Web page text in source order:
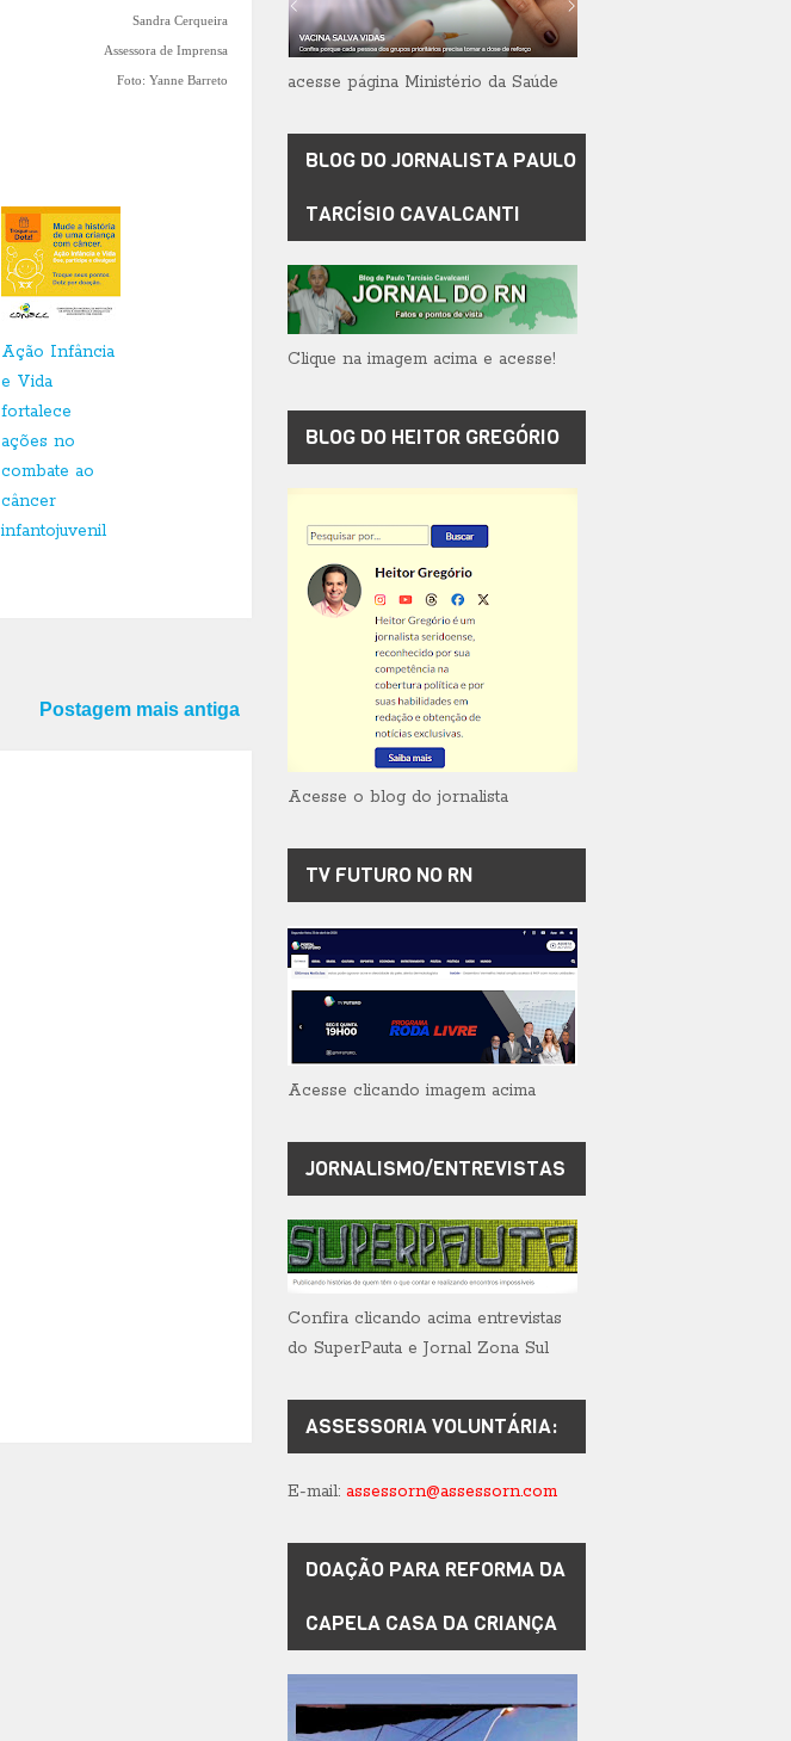
Sandra Cerqueira
Assessora de Imprensa
Foto: Yanne Barreto
Ação Infância
e Vida
fortalece
ações no
combate ao
câncer
infantojuvenil
Postagem mais antiga
acesse página Ministério da Saúde
BLOG DO JORNALISTA PAULO
TARCÍSIO CAVALCANTI
Clique na imagem acima e acesse!
BLOG DO HEITOR GREGÓRIO
Acesse o blog do jornalista
TV FUTURO NO RN
Acesse clicando imagem acima
JORNALISMO/ENTREVISTAS
Confira clicando acima entrevistas
do SuperPauta e Jornal Zona Sul
ASSESSORIA VOLUNTÁRIA:
E-mail: assessorn@assessorn.com
DOAÇÃO PARA REFORMA DA
CAPELA CASA DA CRIANÇA